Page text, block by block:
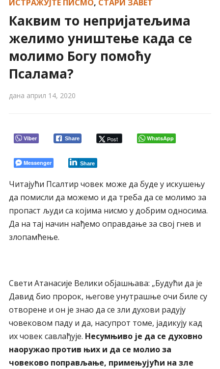
ИСТРАЖУЈТЕ ПИСМО, СТАРИ ЗАВЕТ
Каквим то непријатељима
желимо уништење када се
молимо Богу помоћу
Псалама?
дана април 14, 2020
Viber Share Post WhatsApp
Messenger Share
Читајући Псалтир човек може да буде у искушењу
да помисли да можемо и да треба да се молимо за
пропаст људи са којима нисмо у добрим односима.
Да на тај начин нађемо оправдање за свој гнев и
злопамћење.
Свети Атанасије Велики објашњава: „Будући да је
Давид био пророк, његове унутрашње очи биле су
отворене и он је знао да се зли духови радују
човековом паду и да, насупрот томе, јадикују кад
их човек савлађује. Несумњиво је да се духовно
наоружао против њих и да се молио за
човеково поправљање, примењујући на зле